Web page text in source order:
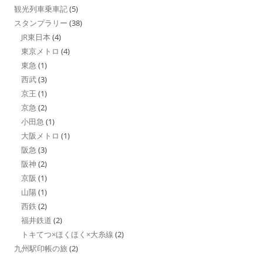
観光列車乗車記(5)
スタンプラリー (38)
JR東日本 (4)
東京メトロ (4)
東急 (1)
西武(3)
京王 (1)
京急 (2)
小田急 (1)
大阪メトロ (1)
阪急 (3)
阪神 (2)
京阪 (1)
山陽 (1)
西鉄 (2)
福井鉄道 (2)
トキてつ×ほくほく×大糸線 (2)
九州駅印帳の旅 (2)